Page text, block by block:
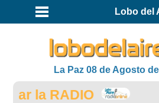
Lobo del
La Paz 08 de Agosto
la RADIO